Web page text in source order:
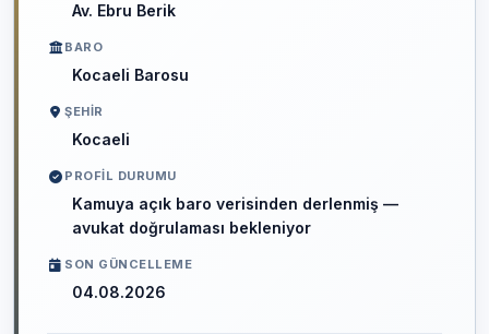
Av. Ebru Berik
BARO
Kocaeli Barosu
ŞEHIR
Kocaeli
PROFIL DURUMU
Kamuya açık baro verisinden derlenmiş —
avukat doğrulaması bekleniyor
SON GÜNCELLEME
04.08.2026